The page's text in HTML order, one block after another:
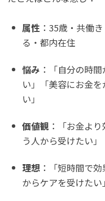
属性 ：35歳・共働
る・都内在住
悩み ：「自分の時
い」「美容にお金
い」
価値観 ：「お金よ
う人から受けたい」
理想 ：「短時間で
からケアを受けたい」